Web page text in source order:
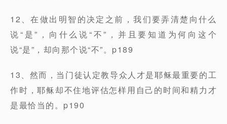
12、在做出明智的决定之前，我们要弄清楚向什么
说“是”，向什么说“不”，并且要知道为何向这个
说“是”，却向那个说“不”。p189
13、然而，当门徒认定教导众人才是耶稣最重要的工
作时，耶稣却不住地评估怎样用自己的时间和精力才
是最恰当的。p190